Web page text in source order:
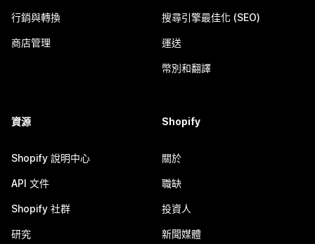
行銷與轉換
商店管理
搜尋引擎最佳化 (SEO)
運送
幣別和翻譯
資源
Shopify 說明中心
API 文件
Shopify 社群
研究
Shopify
關於
職缺
投資人
新聞媒體